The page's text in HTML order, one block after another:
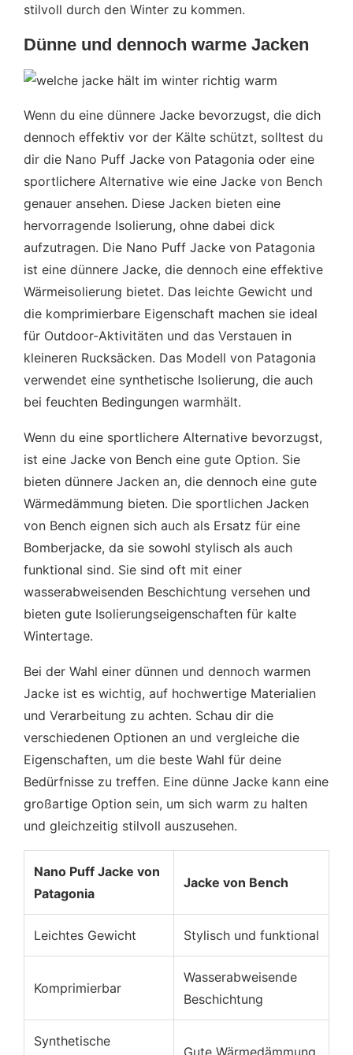
stilvoll durch den Winter zu kommen.
Dünne und dennoch warme Jacken
Wenn du eine dünnere Jacke bevorzugst, die dich
dennoch effektiv vor der Kälte schützt, solltest du
dir die Nano Puff Jacke von Patagonia oder eine
sportlichere Alternative wie eine Jacke von Bench
genauer ansehen. Diese Jacken bieten eine
hervorragende Isolierung, ohne dabei dick
aufzutragen. Die Nano Puff Jacke von Patagonia
ist eine dünnere Jacke, die dennoch eine effektive
Wärmeisolierung bietet. Das leichte Gewicht und
die komprimierbare Eigenschaft machen sie ideal
für Outdoor-Aktivitäten und das Verstauen in
kleineren Rucksäcken. Das Modell von Patagonia
verwendet eine synthetische Isolierung, die auch
bei feuchten Bedingungen warmhält.
Wenn du eine sportlichere Alternative bevorzugst,
ist eine Jacke von Bench eine gute Option. Sie
bieten dünnere Jacken an, die dennoch eine gute
Wärmedämmung bieten. Die sportlichen Jacken
von Bench eignen sich auch als Ersatz für eine
Bomberjacke, da sie sowohl stylisch als auch
funktional sind. Sie sind oft mit einer
wasserabweisenden Beschichtung versehen und
bieten gute Isolierungseigenschaften für kalte
Wintertage.
Bei der Wahl einer dünnen und dennoch warmen
Jacke ist es wichtig, auf hochwertige Materialien
und Verarbeitung zu achten. Schau dir die
verschiedenen Optionen an und vergleiche die
Eigenschaften, um die beste Wahl für deine
Bedürfnisse zu treffen. Eine dünne Jacke kann eine
großartige Option sein, um sich warm zu halten
und gleichzeitig stilvoll auszusehen.
Nano Puff Jacke von
Patagonia
Jacke von Bench
Leichtes Gewicht Stylisch und funktional
Komprimierbar
Wasserabweisende
Beschichtung
Synthetische